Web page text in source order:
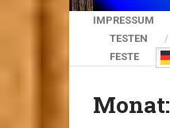
IMPRESSUM
TESTEN
FESTE
Monat: